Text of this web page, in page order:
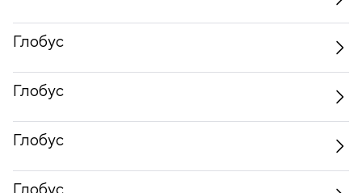
Глобус
Глобус
Глобус
Глобус